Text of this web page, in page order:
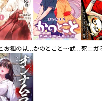
百々とお狐の見習い巫女生活【単行本版】 かのとこと～武蔵花町怪話譚～ 【連載版】